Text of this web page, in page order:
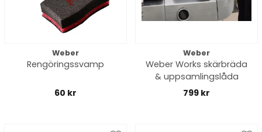
Weber
Rengöringssvamp
60 kr
Weber
Weber Works skärbräda
& uppsamlingslåda
799 kr